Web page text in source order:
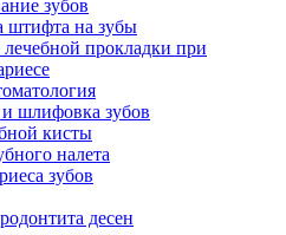
зубов
штифта на зубы
прокладки при
шлифовка зубов
кисты
налета
зубов
десен